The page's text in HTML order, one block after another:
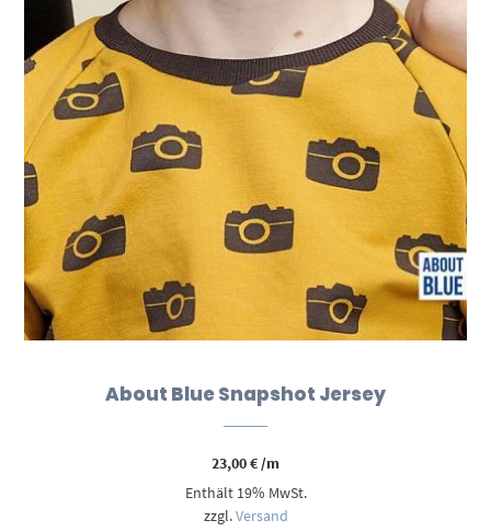
About Blue Snapshot Jersey
23,00€/m
Enthält 19% MwSt.
zzgl.Versand